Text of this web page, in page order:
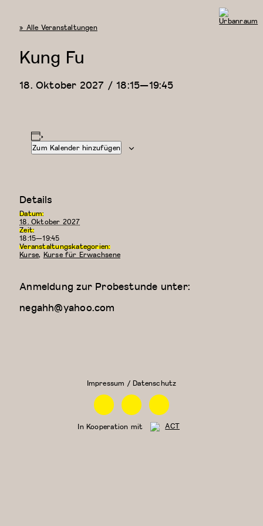
« Alle Veranstaltungen
Kung Fu
18. Oktober 2027 / 18:15—19:45
Anmeldung zur Probestunde unter:
negahh@yahoo.com
Zum Kalender hinzufügen
Details
Datum:
18. Oktober 2027
Zeit:
18:15—19:45
Veranstaltungskategorien:
Kurse, Kurse für Erwachsene
Impressum / Datenschutz
FacebookInstagramLinkedin
In Kooperation mit